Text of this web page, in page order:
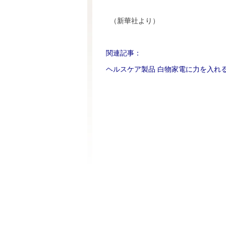
（新華社より）
関連記事：
ヘルスケア製品 白物家電に力を入れ